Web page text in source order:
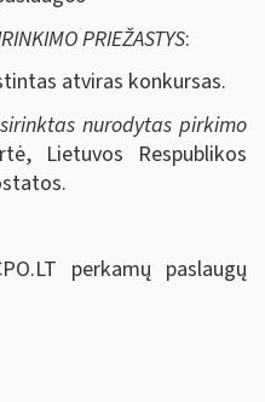
PRIEŽASTYS:
atviras konkursas.
nurodytas pirkimo
Lietuvos Respublikos
perkamų paslaugų